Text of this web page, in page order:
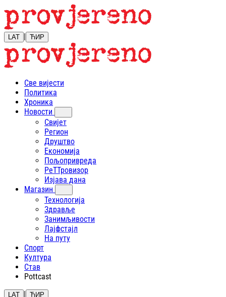
LAT | ЋИР
Све вијести
Политика
Хроника
Новости
Свијет
Регион
Друштво
Економија
Пољопривреда
РеТТровизор
Изјава дана
Магазин
Технологија
Здравље
Занимљивости
Лајфстajл
На путу
Спорт
Култура
Став
Pottcast
LAT | ЋИР